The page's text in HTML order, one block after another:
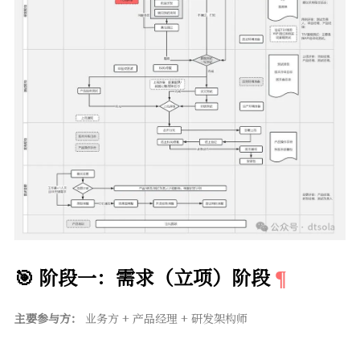
🎯 阶段一：需求（立项）阶段
主要参与方： 业务方 + 产品经理 + 研发架构师